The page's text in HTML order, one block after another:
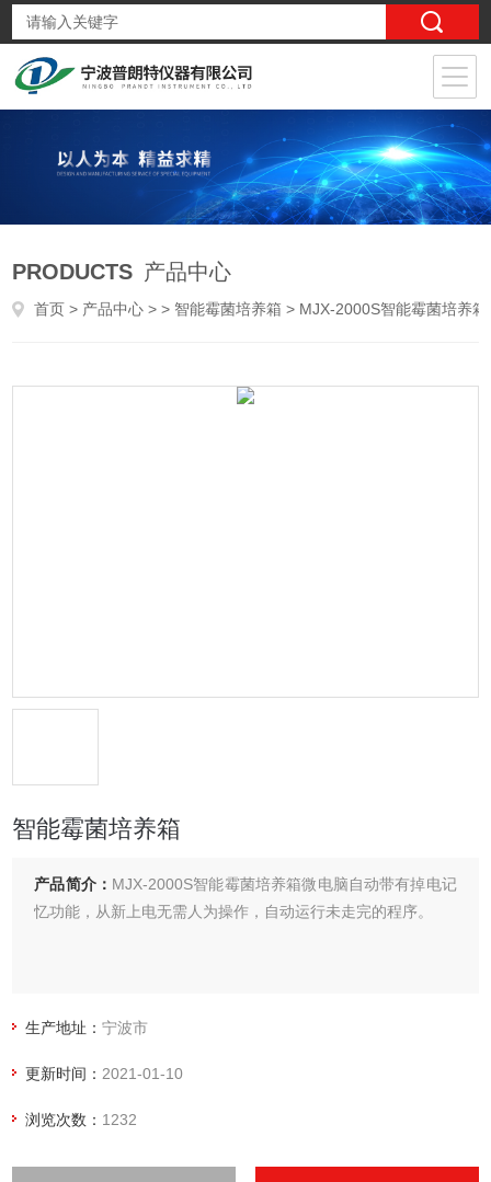
PRODUCTS 产品中心
首页 > 产品中心 > > 智能霉菌培养箱 > MJX-2000S智能霉菌培养箱
智能霉菌培养箱
产品简介： MJX-2000S智能霉菌培养箱微电脑自动带有掉电记
忆功能，从新上电无需人为操作，自动运行未走完的程序。
生产地址：宁波市
更新时间： 2021-01-10
浏览次数： 1232